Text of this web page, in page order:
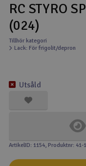
Drönare för
Flygplan
Modelljärnväg
Motor &
RC STYRO
(024)
Tillhör kategori
Lack: För frigolit/depron
Utsåld
ArtikelID: 1154, Produktnr: 41-